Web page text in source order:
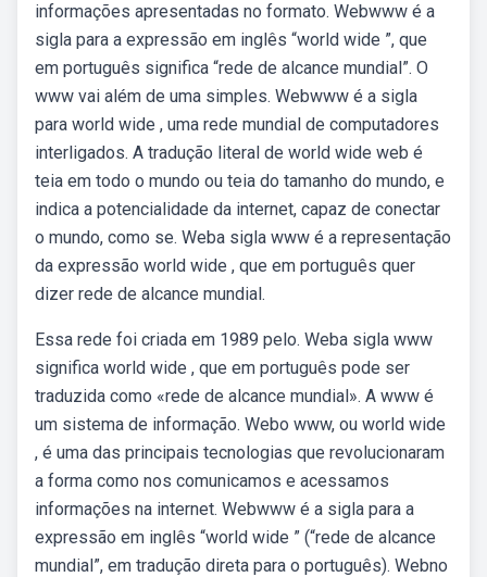
informações apresentadas no formato. Webwww é a
sigla para a expressão em inglês “world wide ”, que
em português significa “rede de alcance mundial”. O
www vai além de uma simples. Webwww é a sigla
para world wide , uma rede mundial de computadores
interligados. A tradução literal de world wide web é
teia em todo o mundo ou teia do tamanho do mundo, e
indica a potencialidade da internet, capaz de conectar
o mundo, como se. Weba sigla www é a representação
da expressão world wide , que em português quer
dizer rede de alcance mundial.
Essa rede foi criada em 1989 pelo. Weba sigla www
significa world wide , que em português pode ser
traduzida como «rede de alcance mundial». A www é
um sistema de informação. Webo www, ou world wide
, é uma das principais tecnologias que revolucionaram
a forma como nos comunicamos e acessamos
informações na internet. Webwww é a sigla para a
expressão em inglês “world wide ” (“rede de alcance
mundial”, em tradução direta para o português). Webno